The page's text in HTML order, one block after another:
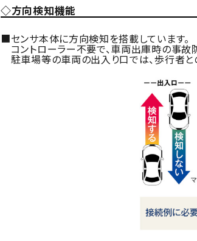
◇方向検知機能
■センサ本体に方向検知を搭載しています。
コントローラー不要で、車両出庫時の事故
駐車場等の車両の出入り口では、歩行者